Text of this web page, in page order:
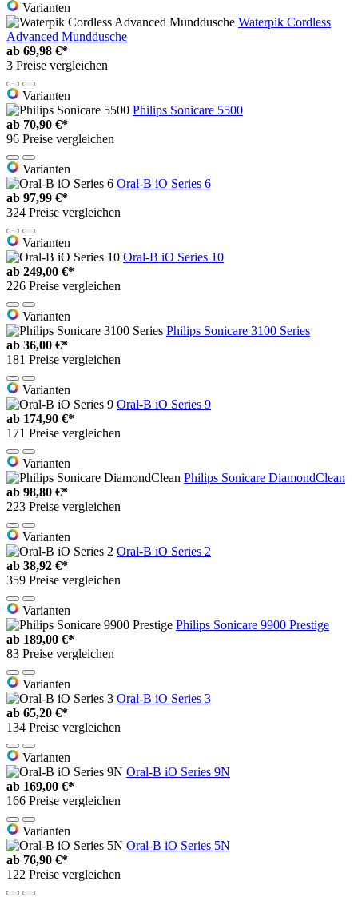
Varianten
Waterpik Cordless
Advanced Munddusche
ab 69,98 €*
3 Preise vergleichen
Varianten
Philips Sonicare 5500
ab 70,90 €*
96 Preise vergleichen
Varianten
Oral-B iO Series 6
ab 97,99 €*
324 Preise vergleichen
Varianten
Oral-B iO Series 10
ab 249,00 €*
226 Preise vergleichen
Varianten
Philips Sonicare 3100 Series
ab 36,00 €*
181 Preise vergleichen
Varianten
Oral-B iO Series 9
ab 174,90 €*
171 Preise vergleichen
Varianten
Philips Sonicare DiamondClean
ab 98,80 €*
223 Preise vergleichen
Varianten
Oral-B iO Series 2
ab 38,92 €*
359 Preise vergleichen
Varianten
Philips Sonicare 9900 Prestige
ab 189,00 €*
83 Preise vergleichen
Varianten
Oral-B iO Series 3
ab 65,20 €*
134 Preise vergleichen
Varianten
Oral-B iO Series 9N
ab 169,00 €*
166 Preise vergleichen
Varianten
Oral-B iO Series 5N
ab 76,90 €*
122 Preise vergleichen